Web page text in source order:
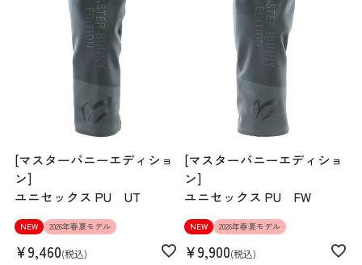
[マスターバニーエディショ
ン]
ユニセックス PU UT
NEW 2026年春夏モデル
¥9,460 税込
[マスターバニーエディショ
ン]
ユニセックス PU FW
NEW 2026年春夏モデル
¥9,900 税込